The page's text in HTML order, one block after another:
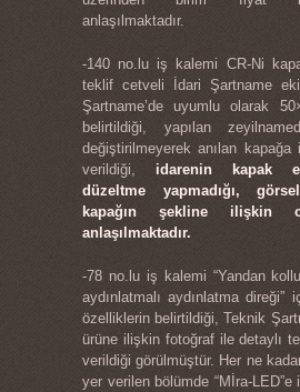
anlaşılmaktadır.
-140 no.lu iş kalemi CR-Ni
teklif cetveli İdari Şartname
Şartname’de uyumlu olarak
belirtildiği, yapılan
değiştirilmeyerek anılan
verildiği, idarenin kapak
düzeltme yapmadığı,
kapağın şekline ilişkin
anlaşılmaktadır.
-78 no.lu iş kalemi “Yandan
aydınlatmalı aydınlatma direği”
özelliklerin belirtildiği, Teknik
ürüne ilişkin fotoğraf ile detaylı
verildiği görülmüştür. Her ne
yer verilen bölümde “Mİra-